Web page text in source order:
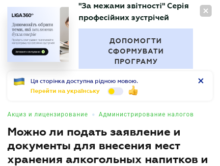
RU
БУХГАЛТЕР
"За межами звітності" Серія
професійних зустрічей
ДОПОМОГТИ
СФОРМУВАТИ
ПРОГРАМУ
Ця сторінка доступна рідною мовою.
Перейти на українську
Акциз и лицензирование • Администрирование налогов
Можно ли подать заявление и
документы для внесения мест
хранения алкогольных напитков и